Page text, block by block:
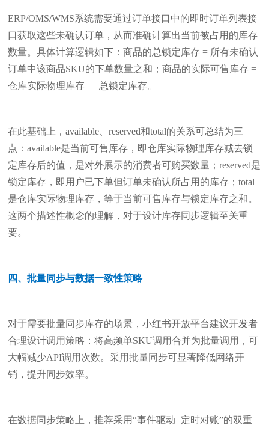
ERP/OMS/WMS系统需要通过订单接口中的即时订单列表接
口获取这些未确认订单，从而准确计算出当前被占用的库存
数量。具体计算逻辑如下：商品的总锁定库存 = 所有未确认
订单中该商品SKU的下单数量之和；商品的实际可售库存 =
仓库实际物理库存 — 总锁定库存。
在此基础上，available、reserved和total的关系可总结为三
点：available是当前可售库存，即仓库实际物理库存减去锁
定库存后的值，是对外展示的消费者可购买数量；reserved是
锁定库存，即用户已下单但订单未确认所占用的库存；total
是仓库实际物理库存，等于当前可售库存与锁定库存之和。
这两个描述性概念的理解，对于设计库存同步逻辑至关重
要。
四、批量同步与数据一致性策略
对于需要批量同步库存的场景，小红书开放平台建议开发者
合理设计调用策略：将高频单SKU调用合并为批量调用，可
大幅减少API调用次数。采用批量同步可显著降低网络开
销，提升同步效率。
在数据同步策略上，推荐采用“事件驱动+定时对账”的双重